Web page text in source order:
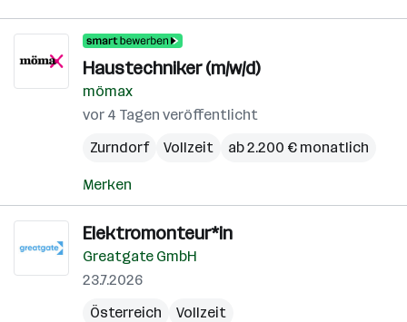
Haustechniker (m/w/d)
mömax
vor 4 Tagen veröffentlicht
Zurndorf
Vollzeit ab 2.200 € monatlich
Merken
Elektromonteur*in
Greatgate GmbH
23.7.2026
Österreich
Vollzeit